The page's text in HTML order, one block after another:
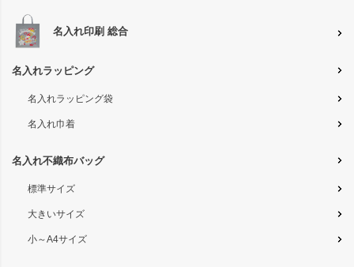
名入れ印刷 総合
名入れラッピング
名入れラッピング袋
名入れ巾着
名入れ不織布バッグ
標準サイズ
大きいサイズ
小～A4サイズ